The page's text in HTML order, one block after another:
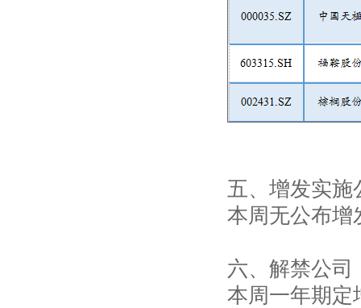
五、增发实施
本周无公布增
六、解禁公司
本周一年期定